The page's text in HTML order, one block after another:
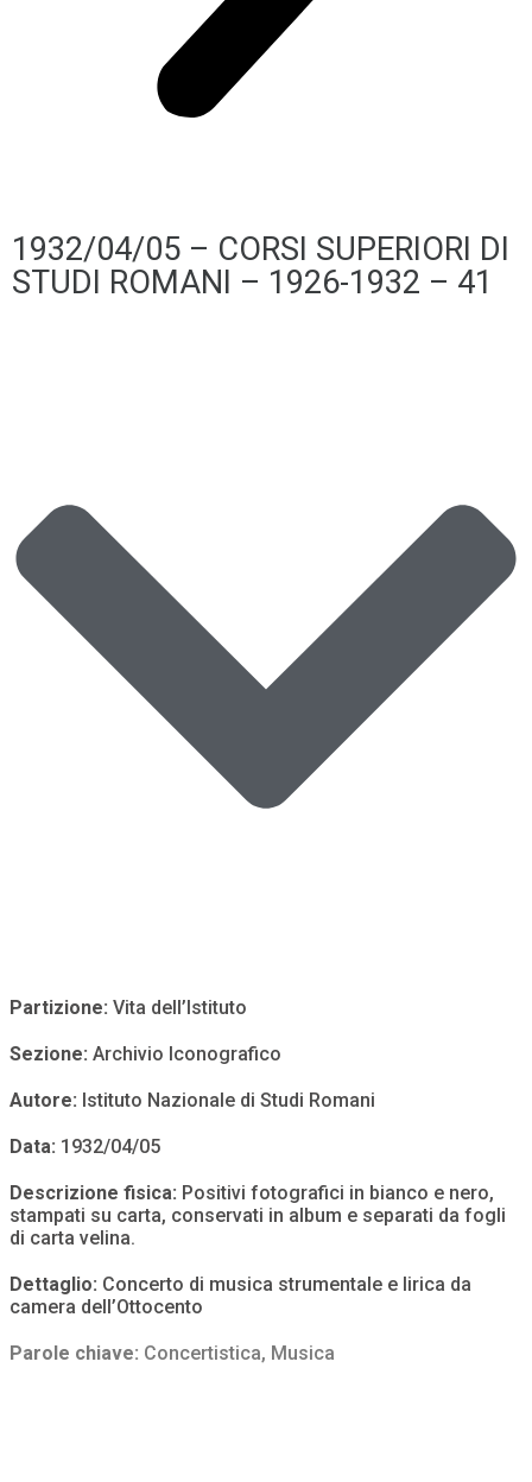
1932/04/05 – CORSI SUPERIORI DI
STUDI ROMANI – 1926-1932 – 41
Partizione: Vita dell’Istituto
Sezione: Archivio Iconografico
Autore: Istituto Nazionale di Studi Romani
Data: 1932/04/05
Descrizione fisica: Positivi fotografici in bianco e nero,
stampati su carta, conservati in album e separati da fogli
di carta velina.
Dettaglio: Concerto di musica strumentale e lirica da
camera dell’Ottocento
Parole chiave: Concertistica, Musica